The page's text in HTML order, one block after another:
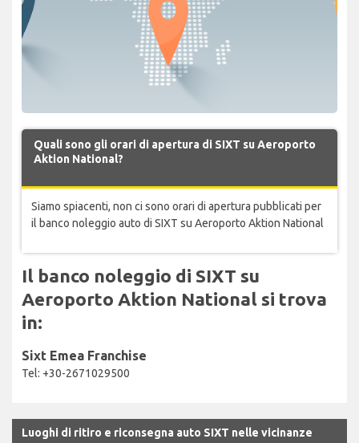
Quali sono gli orari di apertura di SIXT su Aeroporto
Aktion National?
Siamo spiacenti, non ci sono orari di apertura pubblicati per
il banco noleggio auto di SIXT su Aeroporto Aktion National
Il banco noleggio di SIXT su
Aeroporto Aktion National si trova
in:
Sixt Emea Franchise
Tel: +30-2671029500
Luoghi di ritiro e riconsegna auto SIXT nelle vicinanze